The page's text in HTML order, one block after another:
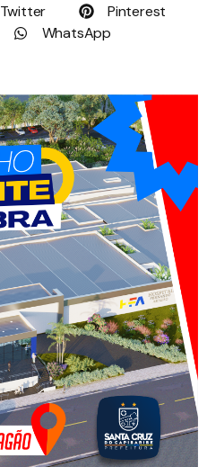
Twitter
Pinterest
WhatsApp